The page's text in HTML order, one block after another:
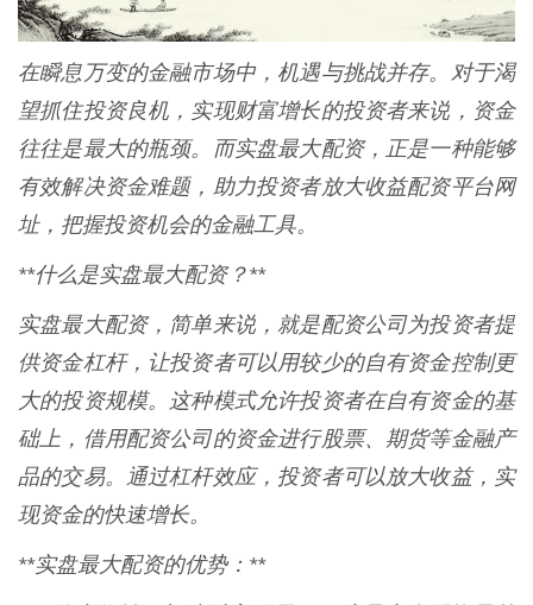
在瞬息万变的金融市场中，机遇与挑战并存。对于渴
望抓住投资良机，实现财富增长的投资者来说，资金
往往是最大的瓶颈。而实盘最大配资，正是一种能够
有效解决资金难题，助力投资者放大收益配资平台网
址，把握投资机会的金融工具。
**什么是实盘最大配资？**
实盘最大配资，简单来说，就是配资公司为投资者提
供资金杠杆，让投资者可以用较少的自有资金控制更
大的投资规模。这种模式允许投资者在自有资金的基
础上，借用配资公司的资金进行股票、期货等金融产
品的交易。通过杠杆效应，投资者可以放大收益，实
现资金的快速增长。
**实盘最大配资的优势：**